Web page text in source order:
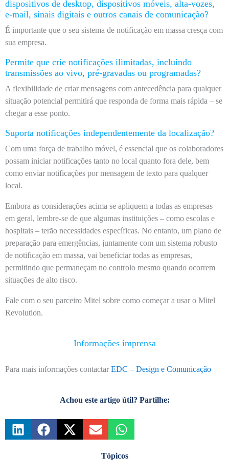
dispositivos de desktop, dispositivos móveis, alta-vozes,
e-mail, sinais digitais e outros canais de comunicação?
É importante que o seu sistema de notificação em massa cresça com
sua empresa.
Permite que crie notificações ilimitadas, incluindo
transmissões ao vivo, pré-gravadas ou programadas?
A flexibilidade de criar mensagens com antecedência para qualquer
situação potencial permitirá que responda de forma mais rápida – se
chegar a esse ponto.
Suporta notificações independentemente da localização?
Com uma força de trabalho móvel, é essencial que os colaboradores
possam iniciar notificações tanto no local quanto fora dele, bem
como enviar notificações por mensagem de texto para qualquer
local.
Embora as considerações acima se apliquem a todas as empresas
em geral, lembre-se de que algumas instituições – como escolas e
hospitais – terão necessidades específicas. No entanto, um plano de
preparação para emergências, juntamente com um sistema robusto
de notificação em massa, vai beneficiar todas as empresas,
permitindo que permaneçam no controlo mesmo quando ocorrem
situações de alto risco.
Fale com o seu parceiro Mitel sobre como começar a usar o Mitel
Revolution.
Informações imprensa
Para mais informações contactar EDC – Design e Comunicação
Achou este artigo útil? Partilhe:
Tópicos